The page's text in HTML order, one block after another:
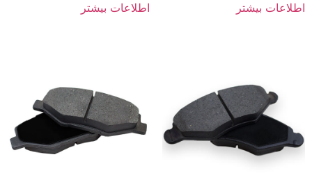
اطلاعات بیشتر اطلاعات بیشتر